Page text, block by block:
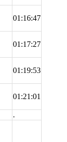
01:16:47
01:17:27
01:19:53
01:21:01
.